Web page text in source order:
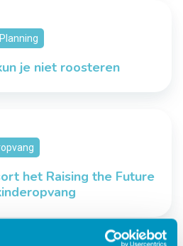
Planning
je niet roosteren
het Raising the Future